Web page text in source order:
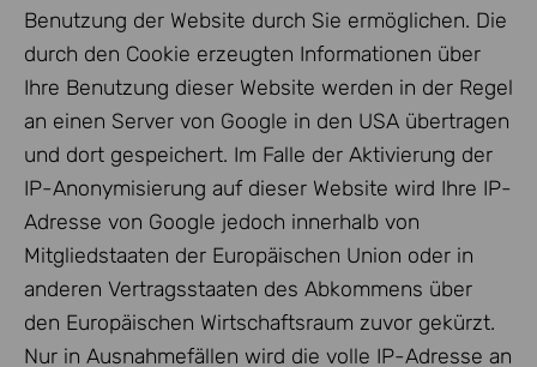
Benutzung der Website durch Sie ermöglichen. Die
durch den Cookie erzeugten Informationen über
Ihre Benutzung dieser Website werden in der Regel
an einen Server von Google in den USA übertragen
und dort gespeichert. Im Falle der Aktivierung der
IP-Anonymisierung auf dieser Website wird Ihre IP-
Adresse von Google jedoch innerhalb von
Mitgliedstaaten der Europäischen Union oder in
anderen Vertragsstaaten des Abkommens über
den Europäischen Wirtschaftsraum zuvor gekürzt.
Nur in Ausnahmefällen wird die volle IP-Adresse an